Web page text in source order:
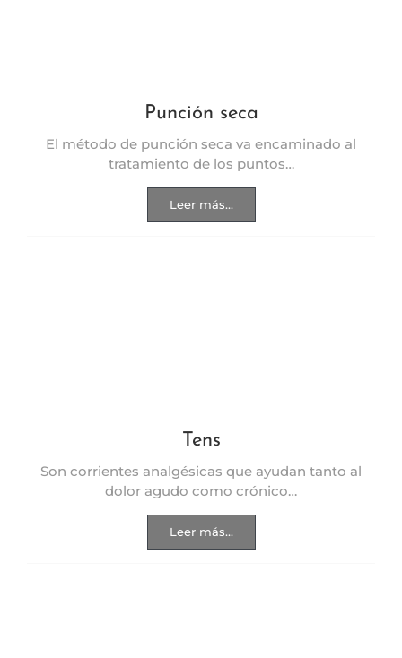
Punción seca
El método de punción seca va encaminado al
tratamiento de los puntos…
Leer más...
Tens
Son corrientes analgésicas que ayudan tanto al
dolor agudo como crónico…
Leer más...